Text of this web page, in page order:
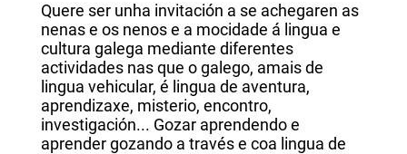
Quere ser unha invitación a se achegaren as
nenas e os nenos e a mocidade á lingua e
cultura galega mediante diferentes
actividades nas que o galego, amais de
lingua vehicular, é lingua de aventura,
aprendizaxe, misterio, encontro,
investigación... Gozar aprendendo e
aprender gozando a través e coa lingua de